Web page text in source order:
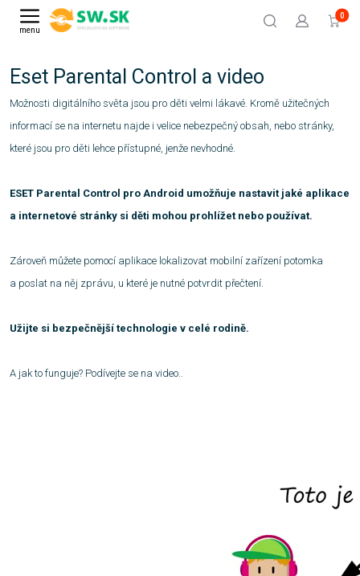
menu
0
Eset Parental Control a video
Možnosti digitálního světa jsou pro děti velmi lákavé. Kromě užitečných
informací se na internetu najde i velice nebezpečný obsah, nebo stránky,
které jsou pro děti lehce přístupné, jenže nevhodné.
ESET Parental Control pro Android umožňuje nastavit jaké aplikace
a internetové stránky si děti mohou prohlížet nebo používat.
Zároveň můžete pomocí aplikace lokalizovat mobilní zařízení potomka
a poslat na něj zprávu, u které je nutné potvrdit přečtení.
Užijte si bezpečnější technologie v celé rodině.
A jak to funguje? Podívejte se na video..